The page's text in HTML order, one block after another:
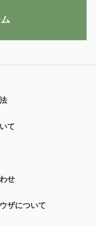
て
せ
ザについて